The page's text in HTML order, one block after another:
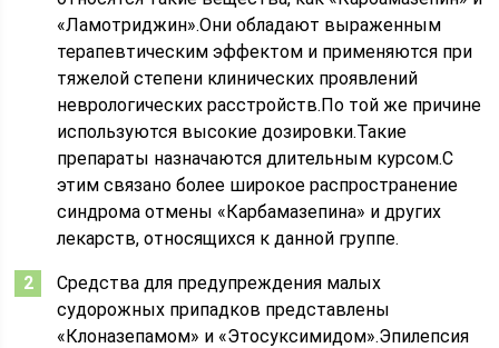
«Ламотриджин».Они обладают выраженным
терапевтическим эффектом и применяются при
тяжелой степени клинических проявлений
неврологических расстройств.По той же причине
используются высокие дозировки.Такие
препараты назначаются длительным курсом.С
этим связано более широкое распространение
синдрома отмены «Карбамазепина» и других
лекарств, относящихся к данной группе.
Средства для предупреждения малых
судорожных припадков представлены
«Клоназепамом» и «Этосуксимидом».Эпилепсия